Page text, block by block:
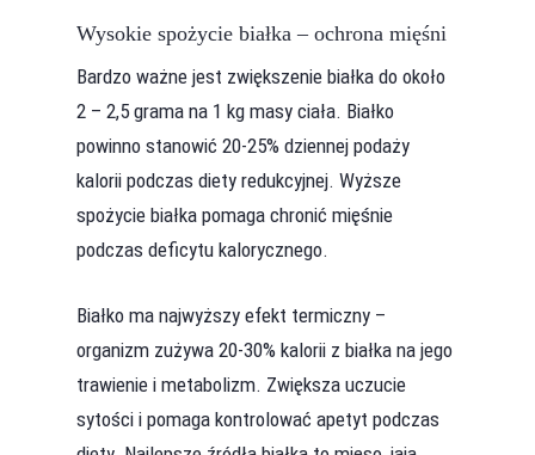
Wysokie spożycie białka – ochrona mięśni
Bardzo ważne jest zwiększenie białka do około
2 – 2,5 grama na 1 kg masy ciała. Białko
powinno stanowić 20-25% dziennej podaży
kalorii podczas diety redukcyjnej. Wyższe
spożycie białka pomaga chronić mięśnie
podczas deficytu kalorycznego.
Białko ma najwyższy efekt termiczny –
organizm zużywa 20-30% kalorii z białka na jego
trawienie i metabolizm. Zwiększa uczucie
sytości i pomaga kontrolować apetyt podczas